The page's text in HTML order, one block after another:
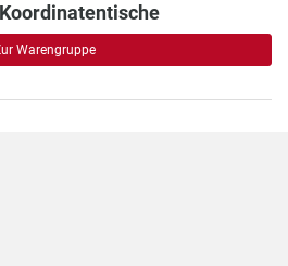
Warengruppe